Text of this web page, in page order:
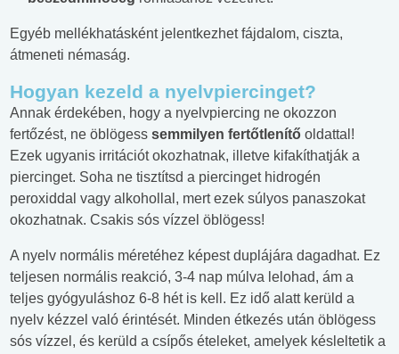
Egyéb mellékhatásként jelentkezhet fájdalom, ciszta,
átmeneti némaság.
Hogyan kezeld a nyelvpiercinget?
Annak érdekében, hogy a nyelvpiercing ne okozzon
fertőzést, ne öblögess semmilyen fertőtlenítő oldattal!
Ezek ugyanis irritációt okozhatnak, illetve kifakíthatják a
piercinget. Soha ne tisztítsd a piercinget hidrogén
peroxiddal vagy alkohollal, mert ezek súlyos panaszokat
okozhatnak. Csakis sós vízzel öblögess!
A nyelv normális méretéhez képest duplájára dagadhat. Ez
teljesen normális reakció, 3-4 nap múlva lelohad, ám a
teljes gyógyuláshoz 6-8 hét is kell. Ez idő alatt kerüld a
nyelv kézzel való érintését. Minden étkezés után öblögess
sós vízzel, és kerüld a csípős ételeket, amelyek késleltetik a